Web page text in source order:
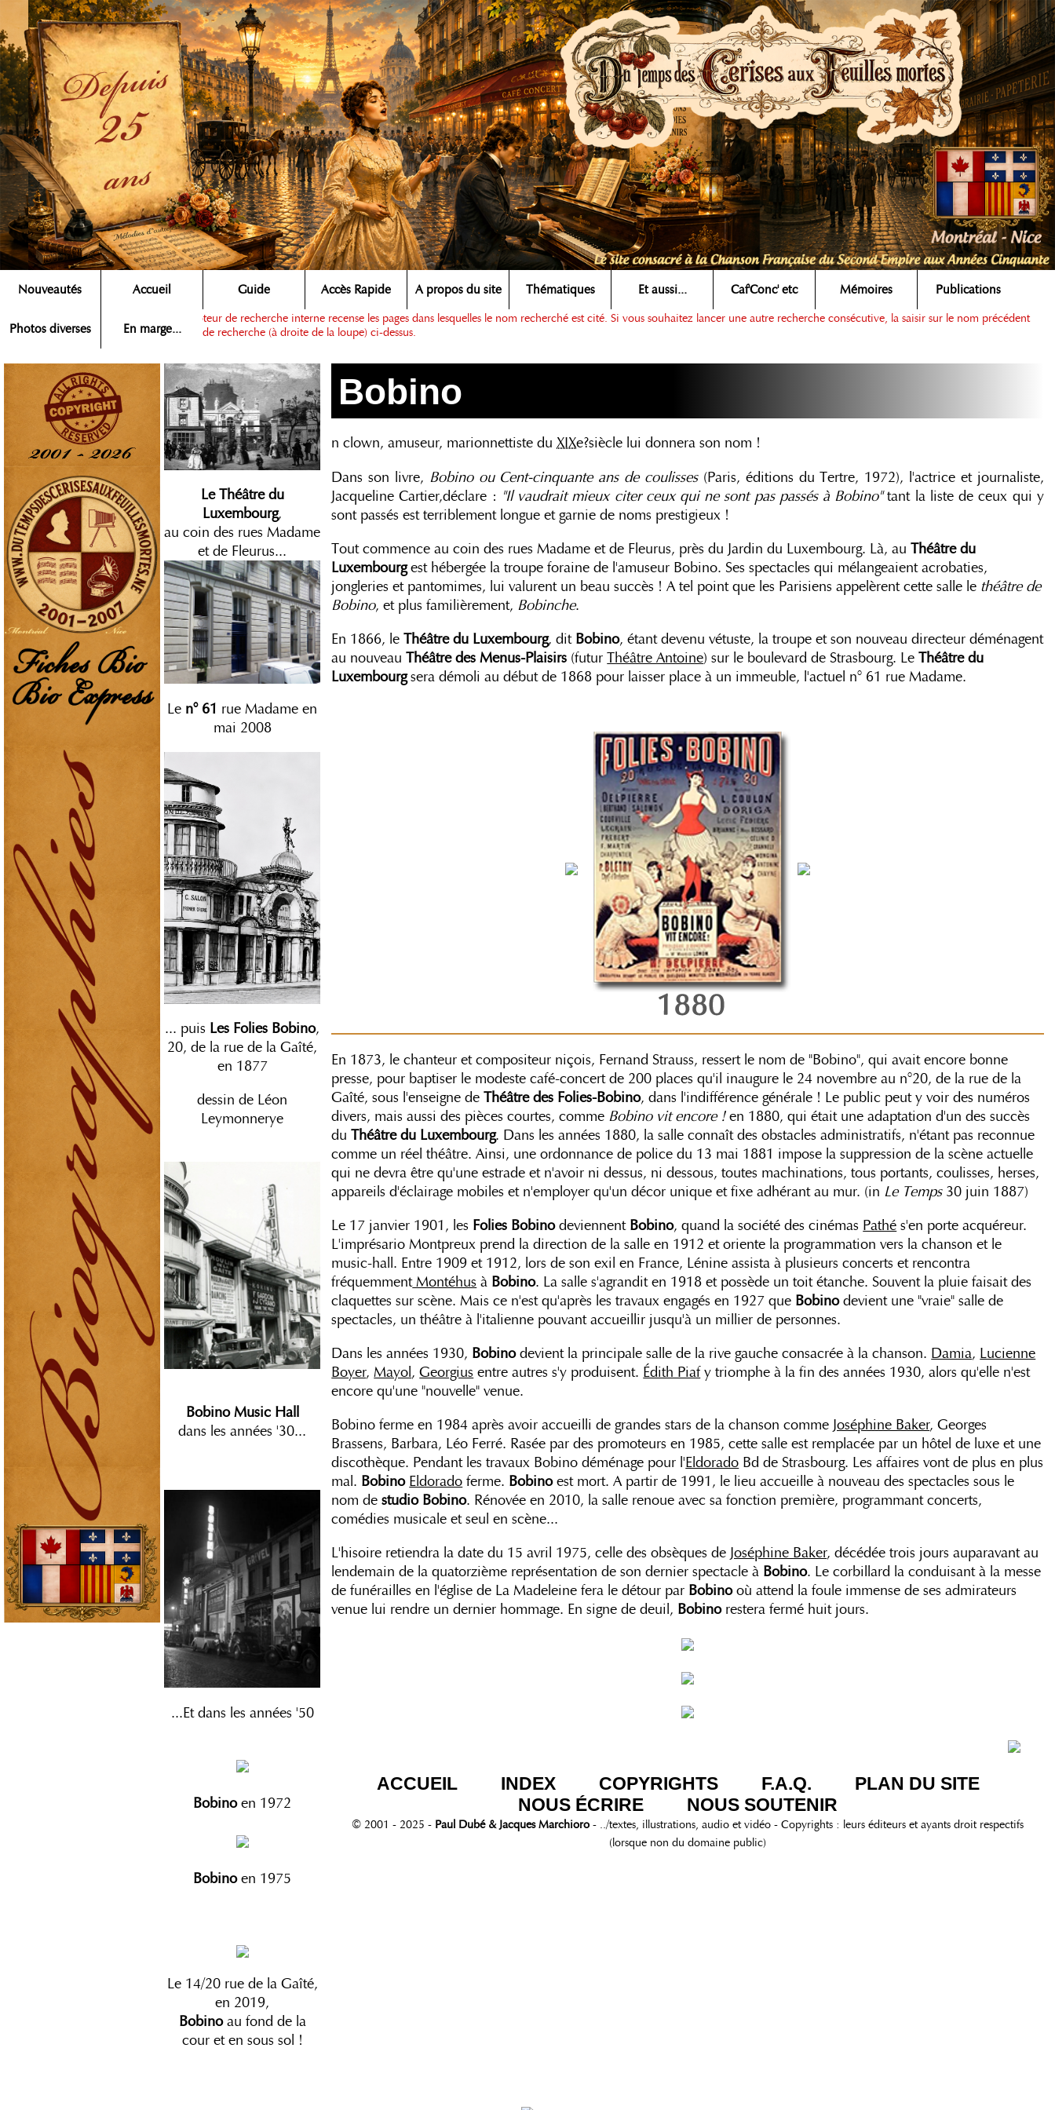
Nouveautés Accueil Guide Accès Rapide A propos du site Thématiques Et aussi... Caf'Conc' etc Mémoires Publications
Photos diverses En marge...
Rechercher ▶
ce moteur de recherche interne recense les pages dans lesquelles le nom recherché est cité. Si vous souhaitez lancer une autre recherche consécutive, la saisir sur le nom précédent
dans la zone de recherche (à droite de la loupe) ci-dessus.
Le Théâtre du
Luxembourg,
au coin des rues Madame
et de Fleurus...
Le n° 61 rue Madame en
mai 2008
... puis Les Folies Bobino,
20, de la rue de la Gaîté,
en 1877
dessin de Léon
Leymonnerye
Bobino Music Hall
dans les années '30...
...Et dans les années '50
Bobinoen 1972
Bobinoen 1975
Le 14/20 rue de la Gaîté,
en 2019,
Bobinoau fond de la
cour et en sous sol !
Bobino
n clown, amuseur, marionnettiste duXIXe?siècle lui donnera son nom !
Dans son livre, Bobino ou Cent-cinquante ans de coulisses(Paris, éditions du Tertre, 1972), l'actrice et journaliste,
Jacqueline Cartier,déclare : "Il vaudrait mieux citer ceux qui ne sont pas passés à Bobino"tant la liste de ceux qui y
sont passés est terriblement longue et garnie de noms prestigieux !
Tout commence au coin des rues Madame et de Fleurus, près du Jardin du Luxembourg. Là, auThéâtre du
Luxembourgest hébergée la troupe foraine de l'amuseur Bobino. Ses spectacles qui mélangeaient acrobaties,
jongleries et pantomimes, lui valurent un beau succès ! A tel point que les Parisiens appelèrent cette salle le théâtre de
Bobino, et plus familièrement, Bobinche.
En 1866, leThéâtre du Luxembourg, dit Bobino, étant devenu vétuste, la troupe et son nouveau directeur déménagent
au nouveauThéâtre des Menus-Plaisirs (futurThéâtre Antoine) sur le boulevard de Strasbourg. LeThéâtre du
Luxembourgsera démoli au début de 1868 pour laisser place à un immeuble, l'actuel n° 61 rue Madame.
En 1873, le chanteur et compositeur niçois, Fernand Strauss, ressert le nom de "Bobino", qui avait encore bonne
presse, pour baptiser le modeste café-concert de 200 places qu'il inaugure le 24 novembre au n°20, de la rue de la
Gaîté, sous l'enseigne deThéâtre des Folies-Bobino, dans l'indifférence générale ! Le public peut y voir des numéros
divers, mais aussi des pièces courtes, comme Bobino vit encore !en 1880, qui était une adaptation d'un des succès
duThéâtre du Luxembourg. Dans les années 1880, la salle connaît des obstacles administratifs, n'étant pas reconnue
comme un réel théâtre. Ainsi, une ordonnance de police du 13 mai 1881 impose la suppression de la scène actuelle
qui ne devra être qu'une estrade et n'avoir ni dessus, ni dessous, toutes machinations, tous portants, coulisses, herses,
appareils d'éclairage mobiles et n'employer qu'un décor unique et fixe adhérant au mur. (in Le Temps30 juin 1887)
Le 17 janvier 1901, les Folies Bobinodeviennent Bobino, quand la société des cinémas Pathé s'en porte acquéreur.
L'imprésario Montpreux prend la direction de la salle en 1912 et oriente la programmation vers la chanson et le
music-hall. Entre 1909 et 1912, lors de son exil en France, Lénine assista à plusieurs concerts et rencontra
fréquemmentMontéhus à Bobino. La salle s'agrandit en 1918 et possède un toit étanche. Souvent la pluie faisait des
claquettes sur scène. Mais ce n'est qu'après les travaux engagés en 1927 que Bobinodevient une "vraie" salle de
spectacles, un théâtre à l'italienne pouvant accueillir jusqu'à un millier de personnes.
Dans les années 1930, Bobinodevient la principale salle de la rive gauche consacrée à la chanson. Damia, Lucienne
Boyer,Mayol,Georgius entre autres s'y produisent. Édith Piafy triomphe à la fin des années 1930, alors qu'elle n'est
encore qu'une "nouvelle" venue.
Bobino ferme en 1984 après avoir accueilli de grandes stars de la chanson comme Joséphine Baker, Georges
Brassens, Barbara, Léo Ferré. Rasée par des promoteurs en 1985, cette salle est remplacée par un hôtel de luxe et une
discothèque. Pendant les travaux Bobino déménage pour l'Eldorado Bd de Strasbourg. Les affaires vont de plus en plus
mal. Bobino Eldorado ferme. Bobinoest mort. A partir de 1991, le lieu accueille à nouveau des spectacles sous le
nom destudio Bobino. Rénovée en 2010, la salle renoue avec sa fonction première, programmant concerts,
comédies musicale et seul en scène...
L'hisoire retiendra la date du 15 avril 1975, celle des obsèques de Joséphine Baker, décédée trois jours auparavant au
lendemain de la quatorzième représentation de son dernier spectacle à Bobino. Le corbillard la conduisant à la messe
de funérailles en l'église de La Madeleine fera le détour par Bobinooù attend la foule immense de ses admirateurs
venue lui rendre un dernier hommage. En signe de deuil, Bobinorestera fermé huit jours.
ACCUEIL INDEX COPYRIGHTS F.A.Q.
PLAN DU SITE
NOUS ÉCRIRE
NOUS SOUTENIR
© 2001 - 2025 - Paul Dubé & Jacques Marchioro - ../textes, illustrations, audio et vidéo - Copyrights : leurs éditeurs et ayants droit respectifs
(lorsque non du domaine public)